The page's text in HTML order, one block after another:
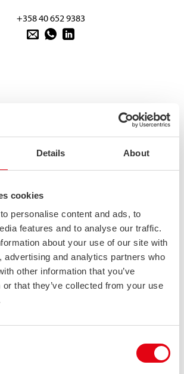
Details About
cookies
personalise content and ads, to
features and to analyse our traffic.
about your use of our site with
advertising and analytics partners who
other information that you’ve
or that they’ve collected from your use
+358 40 652 9383